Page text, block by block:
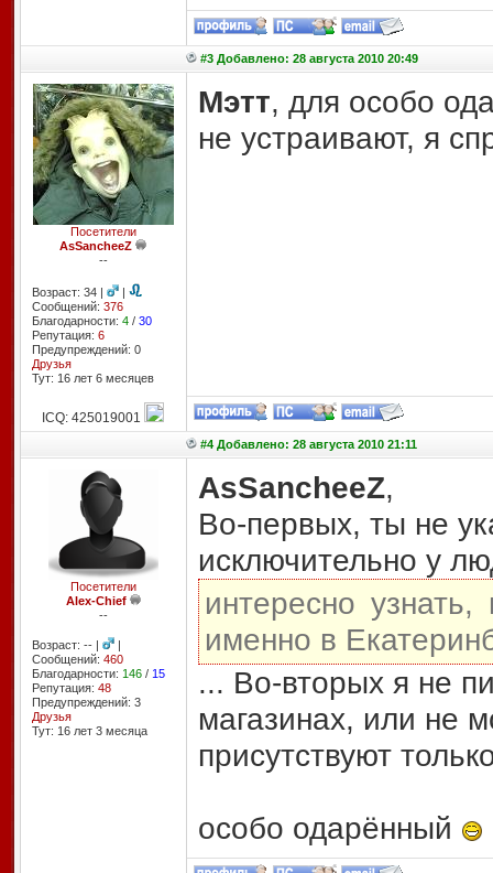
#3 Добавлено: 28 августа 2010 20:49
Посетители
AsSancheeZ
--
Возраст: 34 |
|
Сообщений: 376
Благодарности: 4/ 30
Репутация: 6
Предупреждений: 0
Друзья
Тут: 16 лет 6 месяцев
Мэтт, для особо
не устраивают, я
ICQ: 425019001
#4 Добавлено: 28 августа 2010 21:11
Посетители
Alex-Chief
--
Возраст: -- |
|
Сообщений: 460
Благодарности: 146/ 15
Репутация: 48
Предупреждений: 3
Друзья
Тут: 16 лет 3 месяцa
AsSancheeZ,
Во-первых, ты не
исключительно у
интересно
именно в
... Во-вторых я не
магазинах, или не
присутствуют
особо одарённый